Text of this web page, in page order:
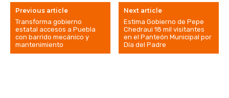
Previous article
Transforma gobierno
estatal accesos a Puebla
con barrido mecánico y
mantenimiento
Next article
Estima Gobierno de Pepe
Chedraui 18 mil visitantes
en el Panteón Municipal por
Día del Padre